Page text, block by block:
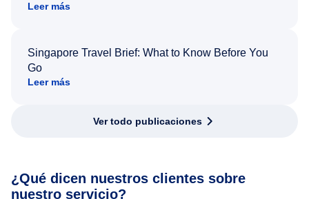
Leer más
Singapore Travel Brief: What to Know Before You
Go
Leer más
Ver todo publicaciones
¿Qué dicen nuestros clientes sobre
nuestro servicio?